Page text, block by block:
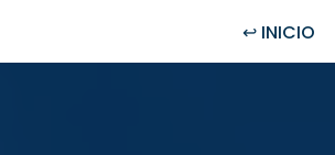
↩ INICIO